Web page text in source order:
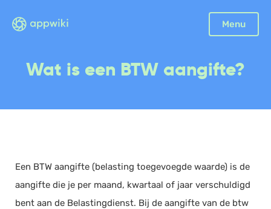
Menu
Facturatie
Declaraties
Scan en herken
Wat is een BTW aangifte?
Een BTW aangifte (belasting toegevoegde waarde) is de
aangifte die je per maand, kwartaal of jaar verschuldigd
bent aan de Belastingdienst. Bij de aangifte van de btw